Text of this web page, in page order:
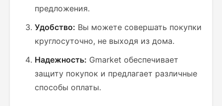
предложения.
Удобство: Вы можете совершать покупки
круглосуточно, не выходя из дома.
Надежность: Gmarket обеспечивает
защиту покупок и предлагает различные
способы оплаты.